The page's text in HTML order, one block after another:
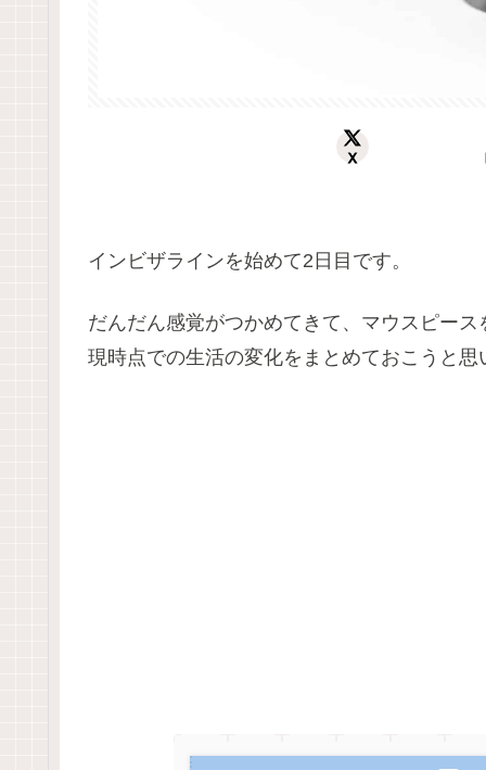
X
インビザラインを始めて2日目です。
だんだん感覚がつかめてきて、マウスピー
現時点での生活の変化をまとめておこうと思